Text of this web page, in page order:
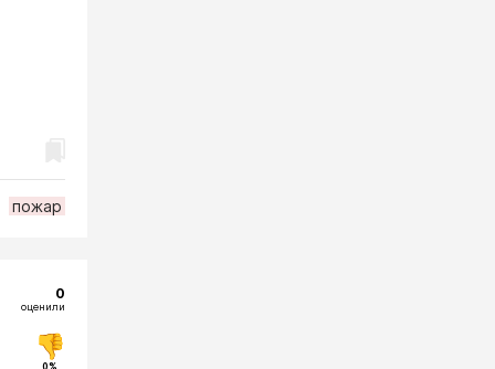
пожар
0
оценили